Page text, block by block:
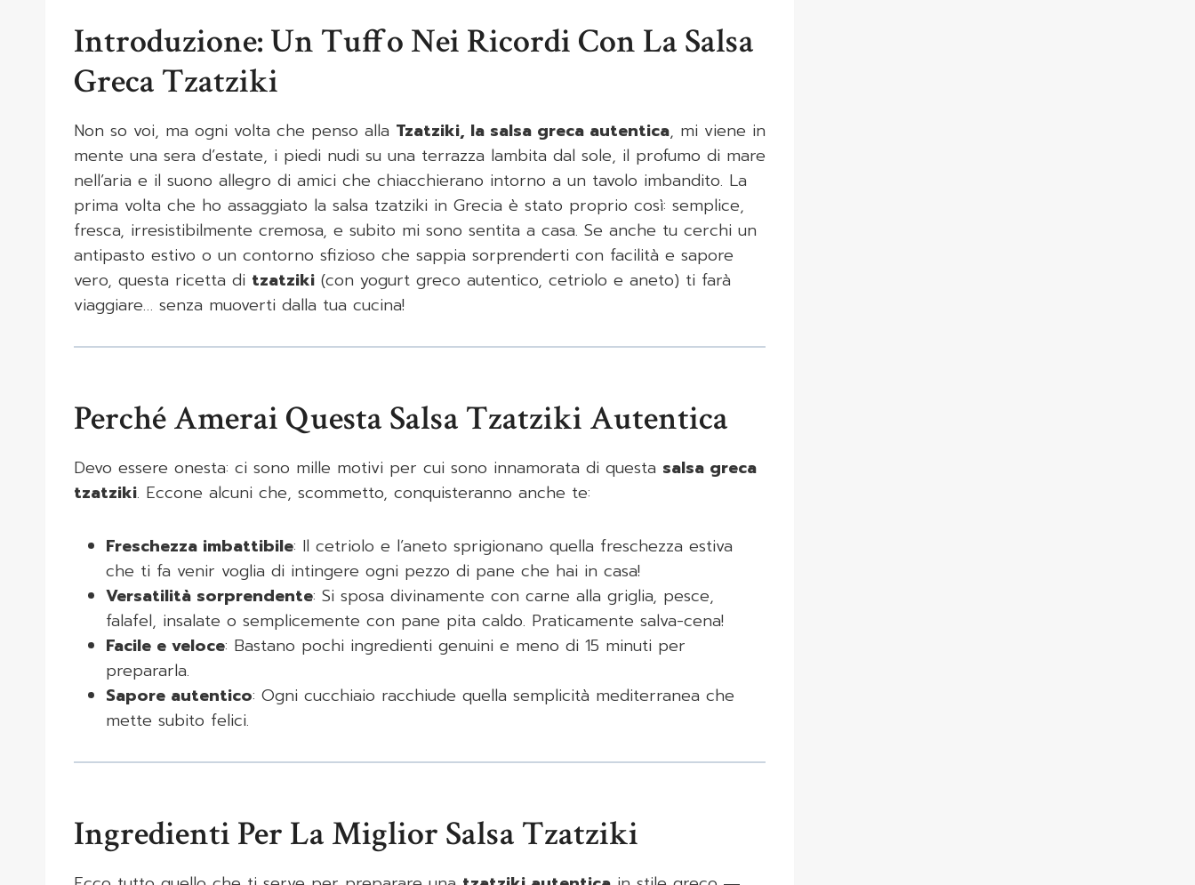
Introduzione: Un Tuffo Nei Ricordi Con La Salsa
Greca Tzatziki
Non so voi, ma ogni volta che penso alla Tzatziki, la salsa greca autentica, mi viene in
mente una sera d’estate, i piedi nudi su una terrazza lambita dal sole, il profumo di mare
nell’aria e il suono allegro di amici che chiacchierano intorno a un tavolo imbandito. La
prima volta che ho assaggiato la salsa tzatziki in Grecia è stato proprio così: semplice,
fresca, irresistibilmente cremosa, e subito mi sono sentita a casa. Se anche tu cerchi un
antipasto estivo o un contorno sfizioso che sappia sorprenderti con facilità e sapore
vero, questa ricetta di tzatziki (con yogurt greco autentico, cetriolo e aneto) ti farà
viaggiare… senza muoverti dalla tua cucina!
Perché Amerai Questa Salsa Tzatziki Autentica
Devo essere onesta: ci sono mille motivi per cui sono innamorata di questa salsa greca
tzatziki. Eccone alcuni che, scommetto, conquisteranno anche te:
Freschezza imbattibile: Il cetriolo e l’aneto sprigionano quella freschezza estiva
che ti fa venir voglia di intingere ogni pezzo di pane che hai in casa!
Versatilità sorprendente: Si sposa divinamente con carne alla griglia, pesce,
falafel, insalate o semplicemente con pane pita caldo. Praticamente salva-cena!
Facile e veloce: Bastano pochi ingredienti genuini e meno di 15 minuti per
prepararla.
Sapore autentico: Ogni cucchiaio racchiude quella semplicità mediterranea che
mette subito felici.
Ingredienti Per La Miglior Salsa Tzatziki